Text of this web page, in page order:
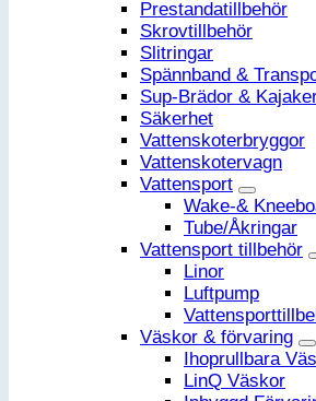
Prestandatillbehör
Skrovtillbehör
Slitringar
Spännband &
Sup-Brädor &
Säkerhet
Vattenskoterbryggor
Vattenskotervagn
Vattensport
Wake-&
Tube/Åkringar
Vattensport tillbehör
Linor
Luftpump
Väskor & förvaring
Ihoprullbara
LinQ Väskor